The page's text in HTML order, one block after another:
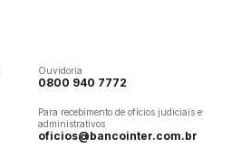
Ouvidoria
0800 940 7772
Para recebimento de ofícios judiciais e
administrativos
oficios@bancointer.com.br